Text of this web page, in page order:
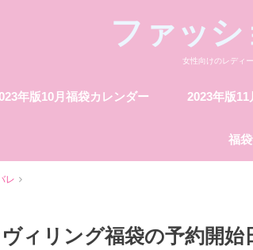
ファッ
女性向けのレディ
年版10月福袋カレンダー 2023年版11
福
レ
ヴィリング福袋の予約開